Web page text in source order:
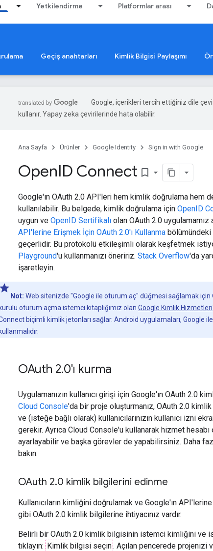
Yetkilendirme Platformlar arası
Geçiş anahtarları Kimlik Bilgisi Paylaşımı
Google, içerikleri tercih ettiğiniz dile
kullanır. Yapay zeka çevirilerinde hata olabilir.
Ana Sayfa Ürünler Google Identity Sign in with Google
OpenID Connect bookmark_border
Google'ın OAuth 2.0 API'leri hem kimlik doğrulama hem
kullanılabilir. Bu belgede, kimlik doğrulama için OpenID
uygun ve OpenID Sertifikalı olan OAuth 2.0 uygulamamız
API'lerine Erişmek İçin OAuth 2.0'ı Kullanma
geçerlidir. Bu protokolü etkileşimli olarak keşfetmek
Playground'u kullanmanızı öneririz. Stack Overflow'da
işaretleyin.
Not: Web sitenizde "Google ile oturum aç" düğmesi sağlamak
kurulu oturum açma istemci kitaplığımız olan Google Kimlik Hizmetleri
biçimli kimlik jetonları sağlar. Android uygulamaları, Google
kullanmalıdır.
OAuth 2.0'ı kurma
Uygulamanızın kullanıcı girişi için Google'ın OAuth 2.0
Cloud Console'da bir proje oluşturmanız, OAuth 2.0
ve (isteğe bağlı olarak) kullanıcılarınızın kullanıcı izni
gerekir. Ayrıca Cloud Console'u kullanarak hizmet
ayarlayabilir ve başka görevler de yapabilirsiniz. Daha
bakın.
OAuth 2.0 kimlik bilgilerini edinme
Kullanıcıların kimliğini doğrulamak ve Google'ın
gibi OAuth 2.0 kimlik bilgilerine ihtiyacınız vardır.
Belirli bir OAuth 2.0 kimlik bilgisinin istemci kimliğini ve
tıklayın: Kimlik bilgisi seçin. Açılan pencerede